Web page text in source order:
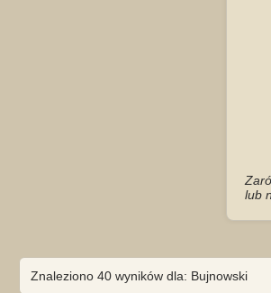
lub
Znaleziono 40 wyników dla: Bujnowski